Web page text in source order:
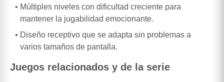
Múltiples niveles con dificultad creciente para
mantener la jugabilidad emocionante.
Diseño receptivo que se adapta sin problemas a
varios tamaños de pantalla.
Juegos relacionados y de la serie